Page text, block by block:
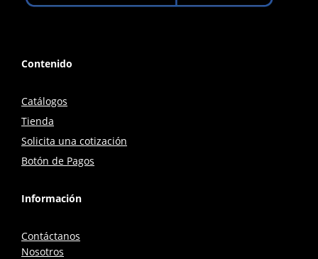
Contenido
Catálogos
Tienda
Solicita una cotización
Botón de Pagos
Información
Contáctanos
Nosotros